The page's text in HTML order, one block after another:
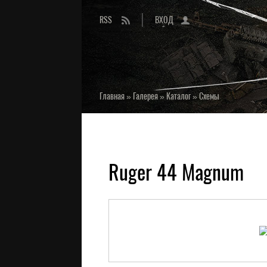
RSS ВХОД
Главная» Галерея»Каталог»Схемы
Ruger 44 Magnum